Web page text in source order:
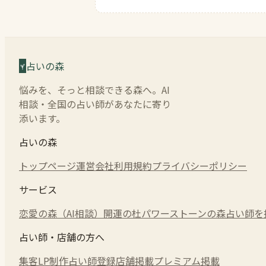
占いの森
悩みを、そっと相談できる森へ。AI
相談・全国の占い師があなたに寄り
添います。
占いの森
トップページ運営会社利用規約プライバシーポリシー
サービス
恋愛の森（AI相談） 開運の杜パワーストーンの森占い師
占い師・店舗の方へ
集客LP制作占い師登録店舗掲載プレミアム掲載